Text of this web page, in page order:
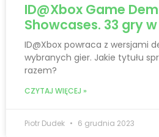
ID@Xbox Game
Showcases. 33 gry
ID@Xbox powraca z wersjami
wybranych gier. Jakie tytułu
razem?
CZYTAJ WIĘCEJ »
Piotr Dudek 6 grudnia 2023